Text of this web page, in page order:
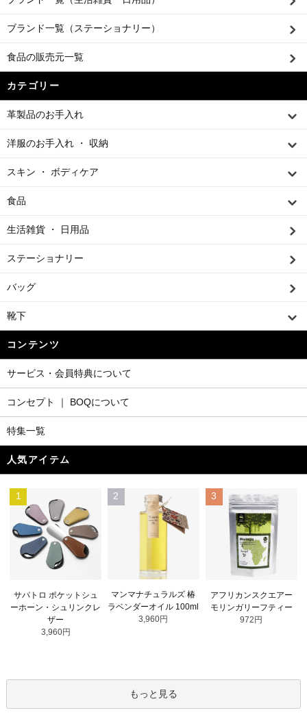
ブランド一覧（ステーショナリー）
食品の販売元一覧
カテゴリー
革製品のお手入れ
洋服のお手入れ ・ 収納
スキン ・ ボディケア
食品
生活雑貨 ・ 日用品
ステーショナリー
バッグ
靴下
コンテンツ
サービス・会員特典について
コンセプト ｜ BOQについて
特集一覧
人気アイテム
1
サパトロ ポケットシュ
ーホーン・シュリンクレ
ザー
3,960円
2
マンマナチュラルズ 椿
ラベンダーオイル 100ml
3,960円
3
アフリカンスクエアー
モリンガリーフティー
972円
もっと見る